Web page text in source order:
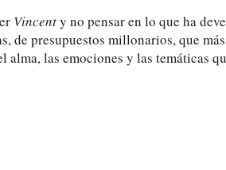
Vincenty no pensar en lo que ha
de presupuestos millonarios, que
las emociones y las temáticas